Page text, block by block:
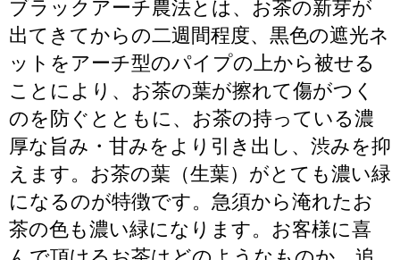
ブラックアーチ農法とは、お茶の新芽が
出てきてからの二週間程度、黒色の遮光ネ
ットをアーチ型のパイプの上から被せる
ことにより、お茶の葉が擦れて傷がつく
のを防ぐとともに、お茶の持っている濃
厚な旨み・甘みをより引き出し、渋みを抑
えます。お茶の葉（生葉）がとても濃い緑
になるのが特徴です。急須から淹れたお
茶の色も濃い緑になります。お客様に喜